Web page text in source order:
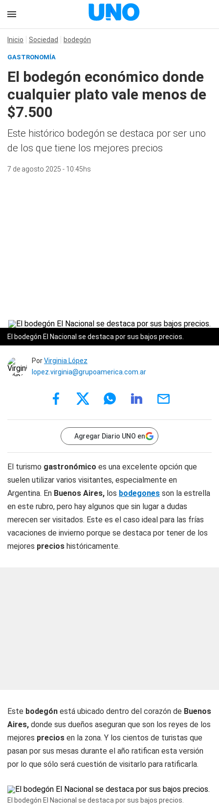
Inicio Sociedad bodegón
GASTRONOMÍA
El bodegón económico donde
cualquier plato vale menos de
$7.500
Este histórico bodegón se destaca por ser uno
de los que tiene los mejores precios
7 de agosto 2025 - 10:45hs
El bodegón El Nacional se destaca por sus bajos precios.
PorVirginia López
lopez.virginia@grupoamerica.com.ar
Agregar Diario UNO en
El turismo gastronómico es una excelente opción que
suelen utilizar varios visitantes, especialmente en
Argentina. En Buenos Aires, los bodegones son la estrella
en este rubro, pero hay algunos que sin lugar a dudas
merecen ser visitados. Este es el caso ideal para las frías
vacaciones de invierno porque se destaca por tener de los
mejores precios históricamente.
Este bodegón está ubicado dentro del corazón de Buenos
Aires, donde sus dueños aseguran que son los reyes de los
mejores precios en la zona. Y los cientos de turistas que
pasan por sus mesas durante el año ratifican esta versión
por lo que sólo será cuestión de visitarlo para ratificarla.
El bodegón El Nacional se destaca por sus bajos precios.